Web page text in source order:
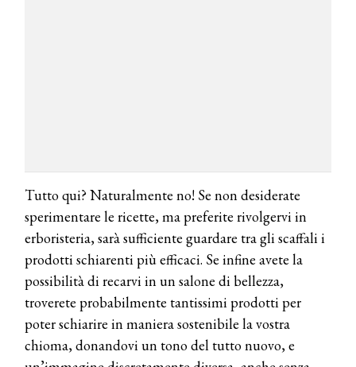
Tutto qui? Naturalmente no! Se non desiderate
sperimentare le ricette, ma preferite rivolgervi in
erboristeria, sarà sufficiente guardare tra gli scaffali i
prodotti schiarenti più efficaci. Se infine avete la
possibilità di recarvi in un salone di bellezza,
troverete probabilmente tantissimi prodotti per
poter schiarire in maniera sostenibile la vostra
chioma, donandovi un tono del tutto nuovo, e